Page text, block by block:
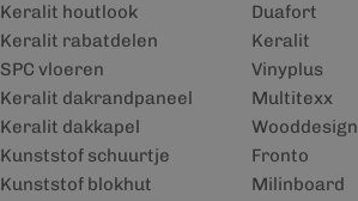
Keralit houtlook
Keralit rabatdelen
SPC vloeren
Keralit dakrandpaneel
Keralit dakkapel
Kunststof schuurtje
Kunststof blokhut
Duafort
Keralit
Vinyplus
Multitexx
Wooddesign
Fronto
Milinboard